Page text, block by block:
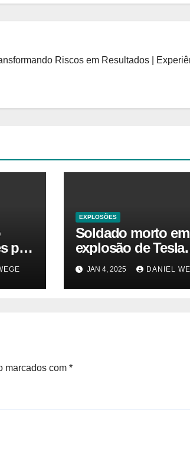
Riscos em Resultados |
por
do
EXPLOSÕES
Soldado morto em
explosão de Tesla
sofria de estresse
traumático e temia
‘colapso’ dos EUA
JAN 4, 2025 DANIEL
marcados com *